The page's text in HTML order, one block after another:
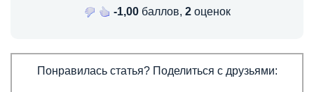
-1,00баллов, 2оценок
Понравилась статья? Поделиться с друзьями: